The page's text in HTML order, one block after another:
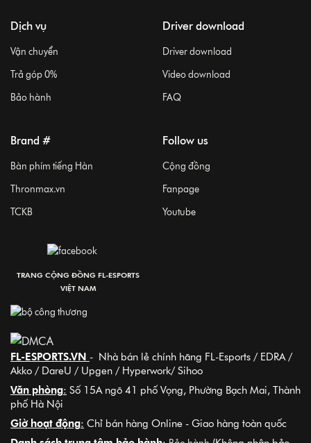
Dịch vụ
Vận chuyển
Trả góp 0%
Bảo hành
Driver download
Driver download
Video download
FAQ
Brand #
Bàn phím tiếng Hàn
Thronmax.vn
TCKB
Follow us
Cộng đồng
Fanpage
Youtube
TRANG CỘNG ĐỒNG FL-ESPORTS
VIỆT NAM
FL-ESPORTS.VN - Nhà bán lẻ chính hãng FL-Esports / EDRA /
Akko / DareU / Upgen / Hyperwork/ Sihoo
Văn phòng: Số 15A ngõ 41 phố Vọng, Phường Bạch Mai, Thành
phố Hà Nội
Giờ hoạt động: Chỉ bán hàng Online - Giao hàng toàn quốc